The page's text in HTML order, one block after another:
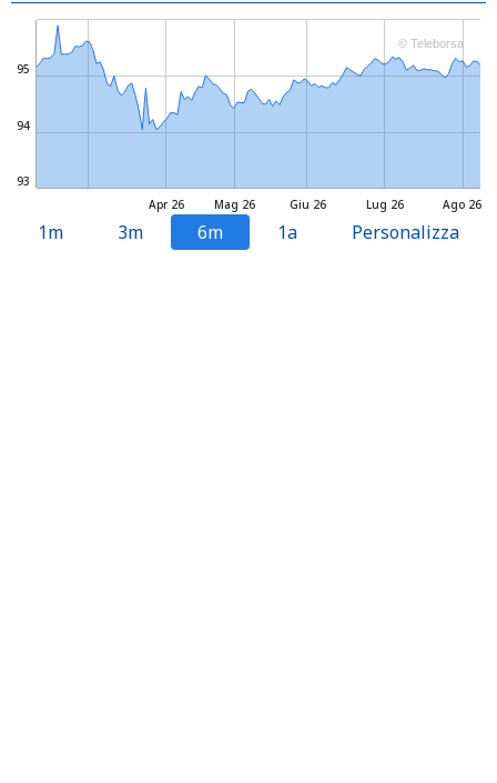
Mag 26 Lug 26
Apr 26 Giu 26 Ago 26
93
94
95
© Teleborsa
1m 3m 6m 1a Personalizza